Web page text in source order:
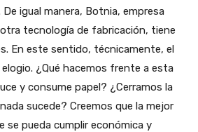
igual manera, Botnia, empresa
tecnología de fabricación, tiene
En este sentido, técnicamente, el
¿Qué hacemos frente a esta
y consume papel? ¿Cerramos la
sucede? Creemos que la mejor
se pueda cumplir económica y